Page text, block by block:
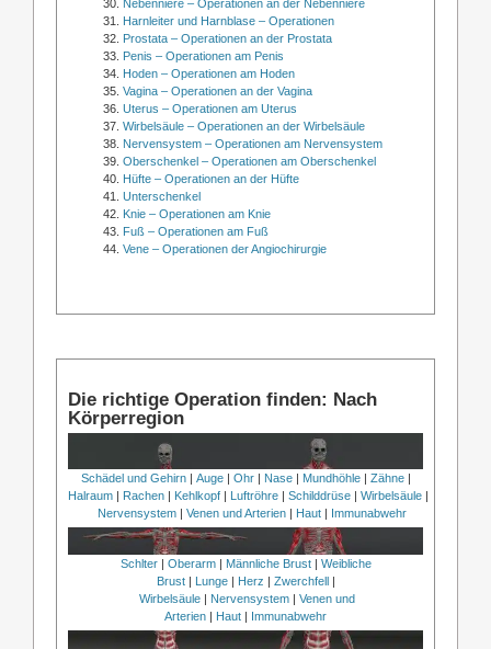
Nebenniere – Operationen an der Nebenniere
Harnleiter und Harnblase – Operationen
Prostata – Operationen an der Prostata
Penis – Operationen am Penis
Hoden – Operationen am Hoden
Vagina – Operationen an der Vagina
Uterus – Operationen am Uterus
Wirbelsäule – Operationen an der Wirbelsäule
Nervensystem – Operationen am Nervensystem
Oberschenkel – Operationen am Oberschenkel
Hüfte – Operationen an der Hüfte
Unterschenkel
Knie – Operationen am Knie
Fuß – Operationen am Fuß
Vene – Operationen der Angiochirurgie
Die richtige Operation finden: Nach
Körperregion
Schädel und Gehirn| Auge| Ohr| Nase| Mundhöhle| Zähne|
Halraum | Rachen | Kehlkopf | Luftröhre | Schilddrüse | Wirbelsäule |
Nervensystem | Venen und Arterien | Haut | Immunabwehr
Schlter| Oberarm| Männliche Brust| Weibliche
Brust| Lunge| Herz Zwerchfell
Wirbelsäule
Nervensystem
Venen und
Arterien
Haut Immunabwehr